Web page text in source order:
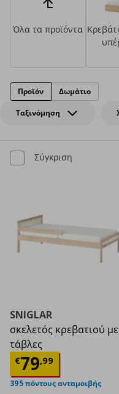
Όλα τα προϊόντα
Ταξινόμηση
Προϊόν Δωμάτιο
Σύγκριση
SNIGLAR
σκελετός κρεβατιού με
τάβλες
€79,99
Τρέχουσα
395 πόντους ανταμοιβής